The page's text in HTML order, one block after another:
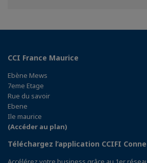
CCI France Maurice
Ebène Mews
7eme Etage
Rue du savoir
Ebene
Ile maurice
(Accéder au plan)
Téléchargez l’application CCIFI